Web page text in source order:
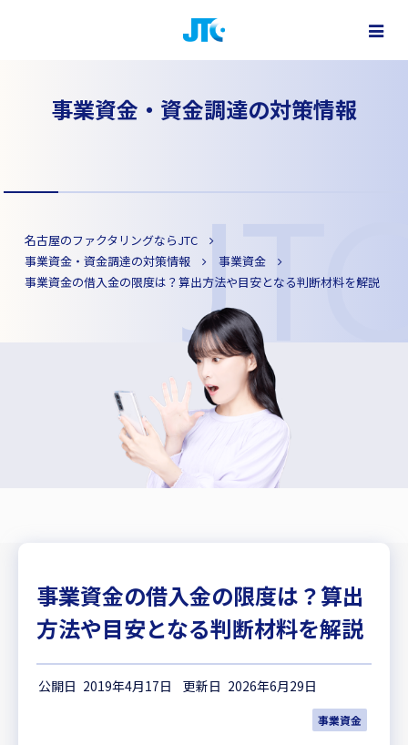
株式会社 JTC - 名古屋・大阪・東京をはじめ全国対応
事業資金・資金調達の対策情報
名古屋のファクタリングならJTC
事業資金・資金調達の対策情報
事業資金
事業資金の借入金の限度は？算出方法や目安となる判断材料を解説
事業資金の借入金の限度は？算出
方法や目安となる判断材料を解説
2019年4月17日 2026年6月29日
事業資金